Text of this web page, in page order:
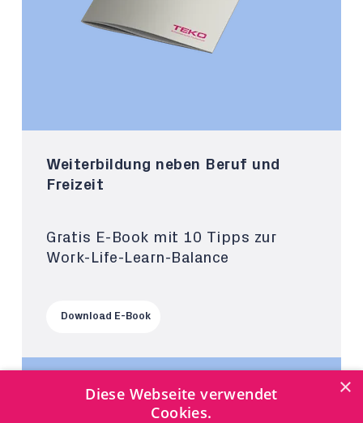
Weiterbildung neben Beruf und
Freizeit
Gratis E-Book mit 10 Tipps zur
Work-Life-Learn-Balance
Download E-Book
×
Diese Webseite verwendet
Cookies.